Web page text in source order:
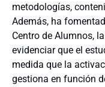
metodologías,
Además, ha
Centro de Alumnos,
evidenciar que el
medida que la
gestiona en función